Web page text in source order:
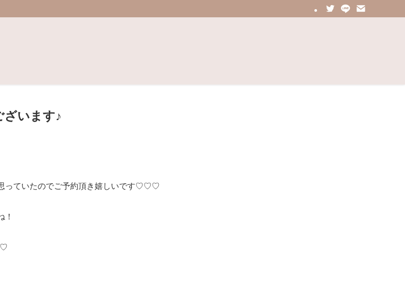
ざいます♪
っていたのでご予約頂き嬉しいです♡♡♡
！
♡